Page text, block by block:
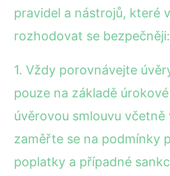
pravidel a nástrojů, které
rozhodovat se bezpečněji:
1. Vždy porovnávejte
pouze na základě
úvěrovou smlouvu včetně
zaměřte se na podmínky
poplatky a případné